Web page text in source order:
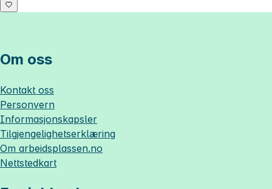
Om oss
Kontakt oss
Personvern
Informasjonskapsler
Tilgjengelighetserklæring
Om arbeidsplassen.no
Nettstedkart